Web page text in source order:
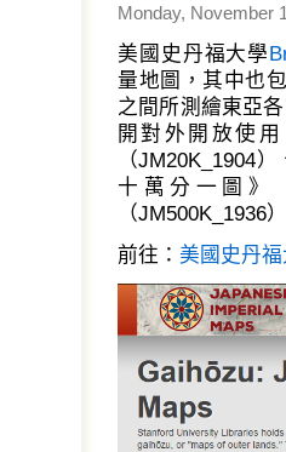
Monday, November
美國史丹福大學
量地圖，其中也
之間所測繪東亞
開對外開放使
（JM20K_1904
十萬分一圖》
（JM500K_1936
前往： 美國史丹